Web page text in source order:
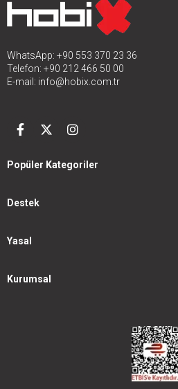
WhatsApp: +90 553 370 23 36
Telefon: +90 212 466 50 00
E-mail: info@hobix.com.tr
Popüler Kategoriler
Destek
Yasal
Kurumsal